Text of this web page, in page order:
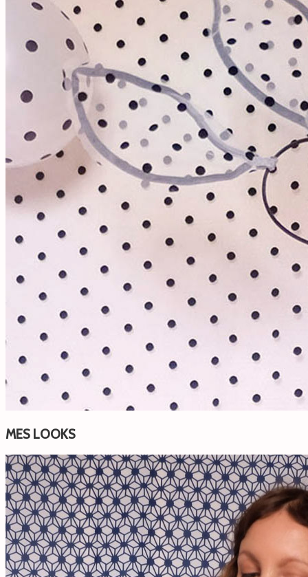
MES LOOKS